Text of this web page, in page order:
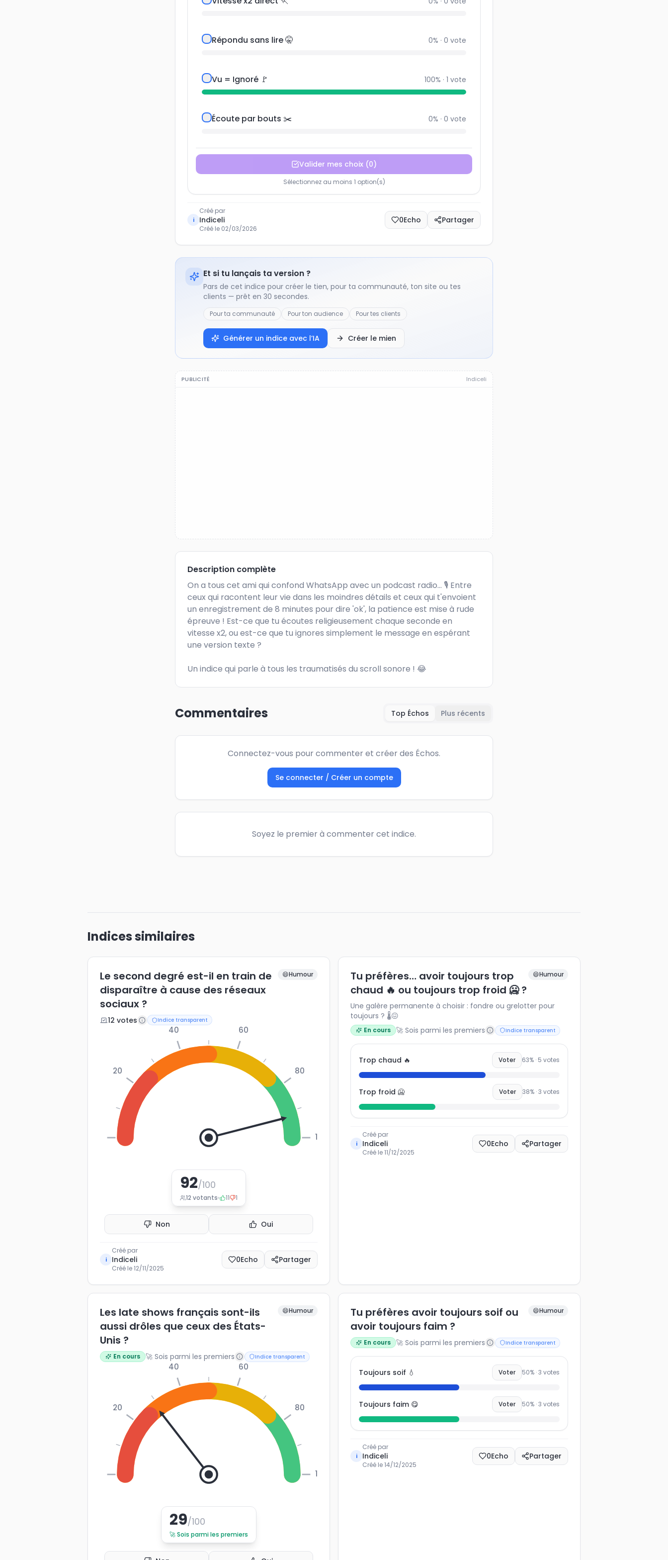
Répondu sans lire 🤫 0% · 0 vote
Vu = Ignoré 🚩 100% · 1 vote
Écoute par bouts ✂️ 0% · 0 vote
Valider mes choix (0)
Sélectionnez au moins 1 option(s)
i
Créé par
Indiceli
Créé le 02/03/2026
0Echo Partager
Et si tu lançais ta version ?
Pars de cet indice pour créer le tien, pour ta communauté, ton site ou tes
clients — prêt en 30 secondes.
Pour ta communauté Pour ton audience Pour tes clients
Générer un indice avec l’IA Créer le mien
PUBLICITÉ Indiceli
Description complète
On a tous cet ami qui confond WhatsApp avec un podcast radio... 🎙️ Entre
ceux qui racontent leur vie dans les moindres détails et ceux qui t'envoient
un enregistrement de 8 minutes pour dire 'ok', la patience est mise à rude
épreuve ! Est-ce que tu écoutes religieusement chaque seconde en
vitesse x2, ou est-ce que tu ignores simplement le message en espérant
une version texte ?
Un indice qui parle à tous les traumatisés du scroll sonore ! 😂
Commentaires Top Échos Plus récents
Connectez-vous pour commenter et créer des Échos.
Se connecter / Créer un compte
Soyez le premier à commenter cet indice.
Indices similaires
Le second degré est-il en train de
disparaître à cause des réseaux
sociaux ?
😄Humour
12 votes Indice transparent
20
40 60
80
100
92/100
12 votants 11 1
Non Oui
i
Créé par
Indiceli
Créé le12/11/2025
0Echo Partager
Tu préfères… avoir toujours trop
chaud 🔥 ou toujours trop froid 🥶 ?
😄Humour
Une galère permanente à choisir : fondre ou grelotter pour
toujours ? 🌡️😖
En cours 🚀 Sois parmi les premiers Indice transparent
Trop chaud 🔥 Voter 63% · 5 votes
Trop froid 🥶 Voter 38% ·3 votes
i
Créé par
Indiceli
Créé le11/12/2025
0Echo Partager
Les late shows français sont-ils
aussi drôles que ceux des États-
Unis ?
😄Humour
En cours 🚀 Sois parmi les premiers Indice transparent
20
40 60
80
100
29/100
🚀Sois parmi les premiers
Tu préfères avoir toujours soif ou
avoir toujours faim ?
😄Humour
En cours 🚀 Sois parmi les premiers Indice transparent
Toujours soif 💧 Voter 50% ·3 votes
Toujours faim 😋 Voter 50% ·3 votes
i
Créé par
Indiceli
Créé le14/12/2025
0Echo Partager